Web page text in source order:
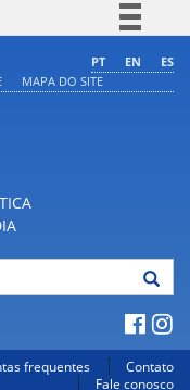
Comunica BR
PT EN
ES
MAPA DO SITE
frequentes
Contato
Fale conosco